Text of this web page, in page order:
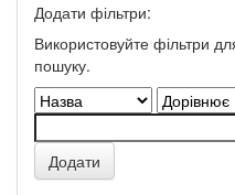
Додати фільтри:
Використовуйте фільтри
пошуку.